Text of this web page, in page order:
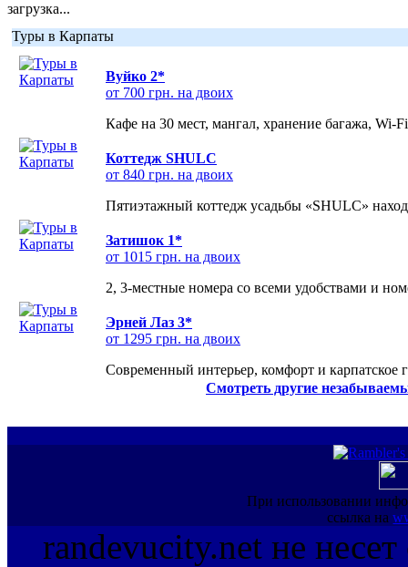
загрузка...
Туры в Карпаты
Вуйко 2*
от 700 грн. на двоих
Кафе на 30 мест, мангал, хранение багажа, Wi-
Коттедж SHULC
от 840 грн. на двоих
Пятиэтажный коттедж усадьбы «SHULC»
Затишок 1*
от 1015 грн. на двоих
2, 3-местные номера со всеми удобствами и
Эрней Лаз 3*
от 1295 грн. на двоих
Современный интерьер, комфорт и карпатское
Смотреть другие
При использовании
ссылка на
randevucity.net не несет